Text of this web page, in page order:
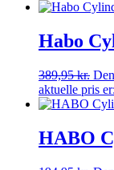
Habo
389,95kr.
aktuelle pris
HABO